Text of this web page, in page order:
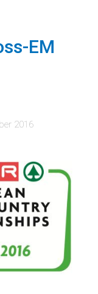
EM
2016